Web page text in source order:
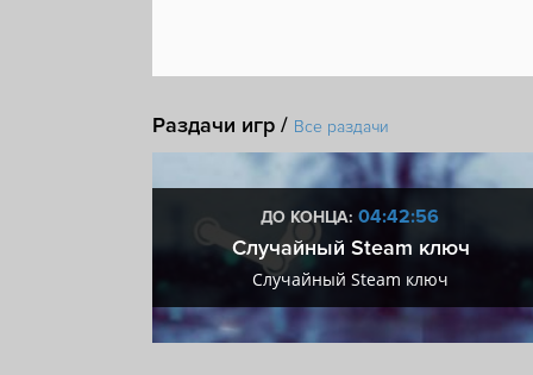
Раздачи игр / Все раздачи
ДО КОНЦА: 04:42:56
Случайный Steam ключ
Случайный Steam ключ